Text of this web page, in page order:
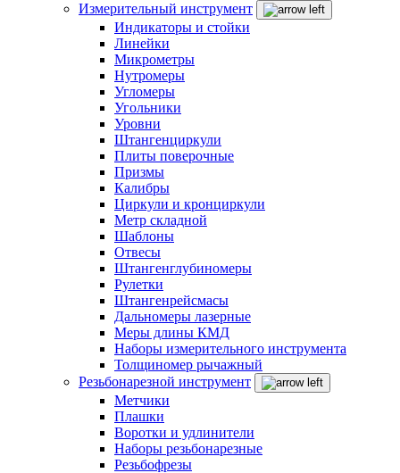
Измерительный инструмент
Индикаторы и стойки
Линейки
Микрометры
Нутромеры
Угломеры
Угольники
Уровни
Штангенциркули
Плиты поверочные
Призмы
Калибры
Циркули и кронциркули
Метр складной
Шаблоны
Отвесы
Штангенглубиномеры
Рулетки
Штангенрейсмасы
Дальномеры лазерные
Меры длины КМД
Наборы измерительного инструмента
Толщиномер рычажный
Резьбонарезной инструмент
Метчики
Плашки
Воротки и удлинители
Наборы резьбонарезные
Резьбофрезы